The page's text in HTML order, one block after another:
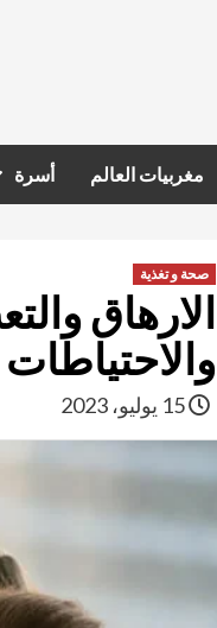
مغربيات العالم أسرة
صحة و تغذية
الارهاق
والاحتياطات